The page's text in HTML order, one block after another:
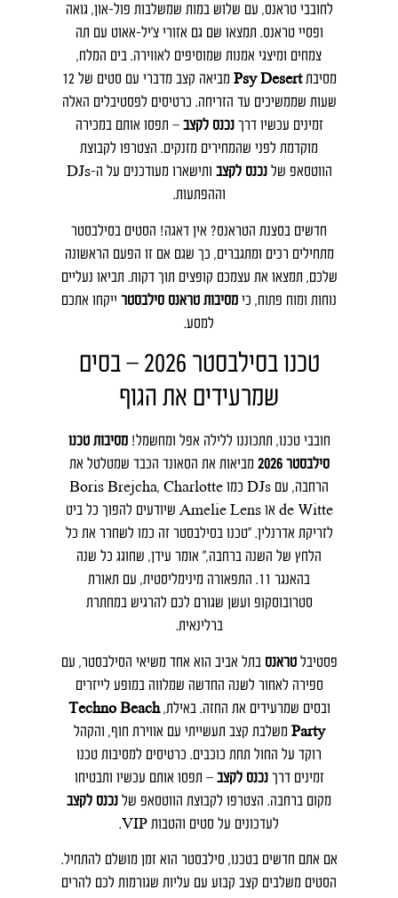
לחובבי טראנס, עם שלוש במות שמשלבות פול-און, גואה
ופסיי טראנס. תמצאו שם גם אזורי צ’יל-אאוט עם תה
צמחים ומיצגי אמנות שמוסיפים לאווירה. בים המלח,
מסיבתPsy Desert
מביאה קצב מדברי עם סטים של 12
שעות שממשיכים עד הזריחה. כרטיסים לפסטיבלים האלה
זמינים עכשיו דרךנכנס לקצב – תפסו אותם במכירה
מוקדמת לפני שהמחירים מזנקים. הצטרפו לקבוצת
הווטסאפ שלנכנס לקצב
ותישארו מעודכנים על ה-DJs
וההפתעות.
חדשים בסצנת הטראנס? אין דאגה! הסטים בסילבסטר
מתחילים רכים ומתגברים, כך שגם אם זו הפעם הראשונה
שלכם, תמצאו את עצמכם קופצים תוך דקות. תביאו נעליים
נוחות ומוח פתוח, כי מסיבות טראנס סילבסטר ייקחו אתכם
למסע.
טכנו בסילבסטר 2026 – בסים
שמרעידים את הגוף
חובבי טכנו, תתכוננו ללילה אפל ומחשמל!מסיבות טכנו
סילבסטר 2026
מביאות את הסאונד הכבד שמטלטל את
הרחבה, עם DJs כמו Boris Brejcha, Charlotte
de Witte או Amelie Lens שיודעים להפוך כל ביט
לזריקת אדרנלין. "טכנו בסילבסטר זה כמו לשחרר את כל
הלחץ של השנה ברחבה," אומר עידן, שחוגג כל שנה
בהאנגר 11. התפאורה מינימליסטית, עם תאורת
סטרובוסקופ ועשן שגורם לכם להרגיש במחתרת
ברלינאית.
פסטיבלטראנס בתל אביב הוא אחד משיאי הסילבסטר, עם
ספירה לאחור לשנה החדשה שמלווה במופע לייזרים
ובסים שמרעידים את החזה. באילת,Techno Beach
Party משלבת קצב תעשייתי עם אווירת חוף, והקהל
רוקד על החול תחת כוכבים. כרטיסים למסיבות טכנו
זמינים דרךנכנס לקצב – תפסו אותם עכשיו ותבטיחו
מקום ברחבה. הצטרפו לקבוצת הווטסאפ של נכנס לקצב
לעדכונים על סטים והטבות VIP.
אם אתם חדשים בטכנו, סילבסטר הוא זמן מושלם להתחיל.
הסטים משלבים קצב קבוע עם עליות שגורמות לכם להרים